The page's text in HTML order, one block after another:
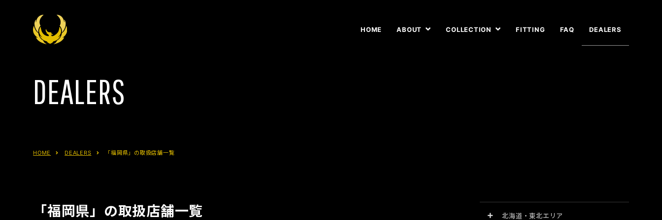
HOME ABOUT COLLECTION FITTING FAQ DEALERS
DEALERS
HOME DEALERS 「福岡県」の取扱店舗一覧
「福岡県」の取扱店舗一覧 北海道・東北エリア